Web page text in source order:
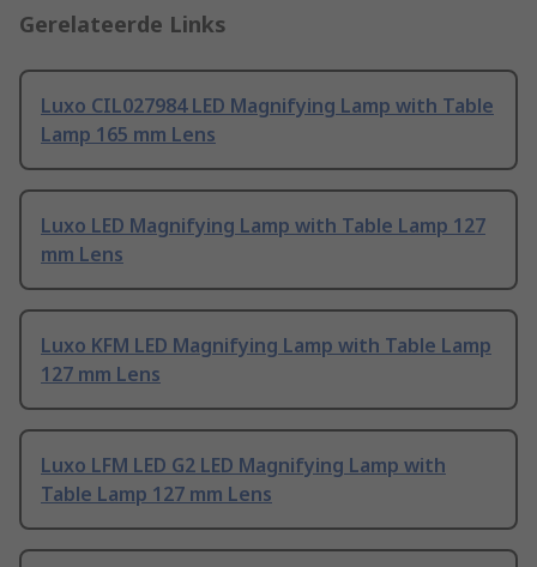
Gerelateerde Links
Luxo CIL027984 LED Magnifying Lamp with Table
Lamp 165 mm Lens
Luxo LED Magnifying Lamp with Table Lamp 127
mm Lens
Luxo KFM LED Magnifying Lamp with Table Lamp
127 mm Lens
Luxo LFM LED G2 LED Magnifying Lamp with
Table Lamp 127 mm Lens